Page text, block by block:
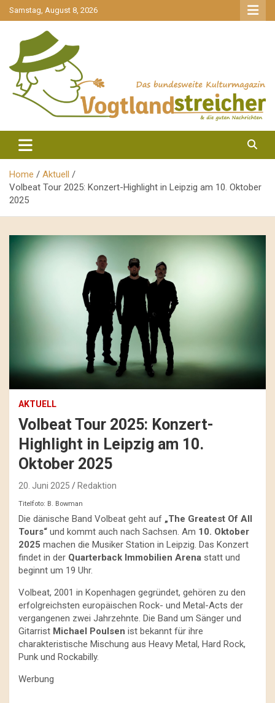
gehe
zum
Samstag, August 8, 2026
Vogtlandstreicher
Home
Aktuell
Volbeat Tour 2025: Konzert-Highlight in Leipzig am 10. Oktober
2025
AKTUELL
Volbeat Tour 2025: Konzert-
Highlight in Leipzig am 10.
Oktober 2025
20. Juni 2025 Redaktion
Titelfoto: B. Bowman
Die dänische Band Volbeat geht auf „The Greatest Of All
Tours“ und kommt auch nach Sachsen. Am 10. Oktober
2025 machen die Musiker Station in Leipzig. Das Konzert
findet in der Quarterback Immobilien Arena statt und
beginnt um 19 Uhr.
Volbeat, 2001 in Kopenhagen gegründet, gehören zu den
erfolgreichsten europäischen Rock- und Metal-Acts der
vergangenen zwei Jahrzehnte. Die Band um Sänger und
Gitarrist Michael Poulsen ist bekannt für ihre
charakteristische Mischung aus Heavy Metal, Hard Rock,
Punk und Rockabilly.
Werbung